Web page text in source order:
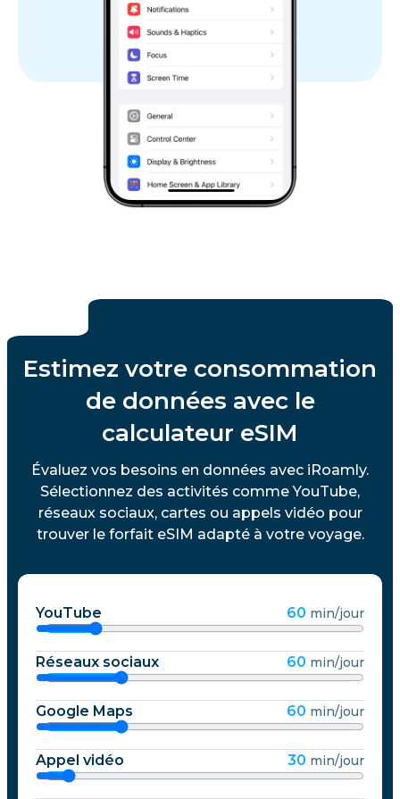
Estimez votre consommation
de données avec le
calculateur eSIM
Évaluez vos besoins en données avec iRoamly.
Sélectionnez des activités comme YouTube,
réseaux sociaux, cartes ou appels vidéo pour
trouver le forfait eSIM adapté à votre voyage.
YouTube 60 min/jour
Réseaux sociaux 60 min/jour
Google Maps 60 min/jour
Appel vidéo 30 min/jour